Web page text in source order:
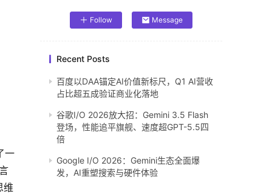
一
维
Follow Message
Recent Posts
百度以DAA锚定AI价值新标尺，Q1 AI营收
占比超五成验证商业化落地
谷歌I/O 2026放大招：Gemini 3.5 Flash
登场，性能追平旗舰、速度超GPT-5.5四
倍
Google I/O 2026：Gemini生态全面爆
发，AI重塑搜索与硬件体验